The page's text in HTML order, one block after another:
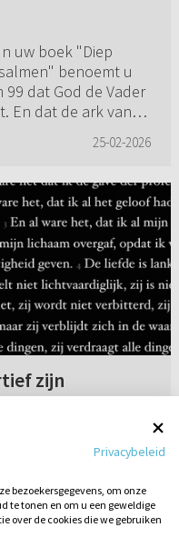
uw boek "Diep
benoemt u
dat God de Vader
En dat de ark van
25-02-2026
zijn
gehouden. Ik vond
Een beetje aan het
25-02-2015
Privacybeleid
bezoekersgegevens, om onze
te tonen en om u een geweldige
over de cookies die we gebruiken